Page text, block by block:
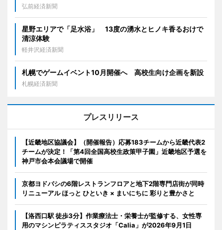
弘前経済新聞
星野エリアで「足水浴」 13度の湧水とヒノキ香るおけで
清涼体験
軽井沢経済新聞
札幌でゲームイベント10月開催へ 高校生向け企画を新設
札幌経済新聞
プレスリリース
【近畿地区協議会】（開催報告）応募183チームから近畿代表2
チームが決定！「第4回全国高校生政策甲子園」近畿地区予選を
神戸市会本会議場で開催
京都ヨドバシの6階レストランフロアと地下2階専門店街が同時
リニューアル ほっと ひといき × まいにちに 彩りと豊かさと
【洛西口駅 徒歩3分】作業療法士・栄養士が監修する、女性専
用のマシンピラティススタジオ「Calia」が2026年9月1日